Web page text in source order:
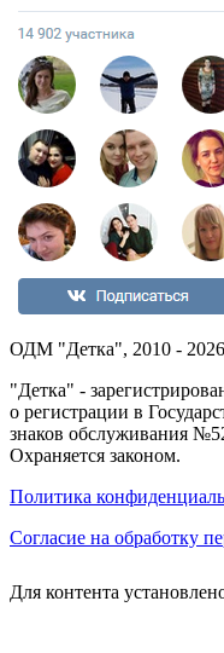
ОДМ "Детка", 2010 - 2026
"Детка" -
о регистрации в
знаков обслуживания
Охраняется законом.
Политика
Согласие на обработку
Для контента